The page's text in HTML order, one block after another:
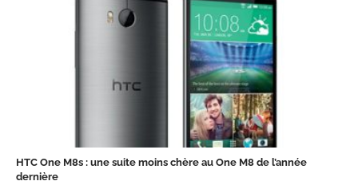
HTC One M8s : une suite moins chère au One M8 de l’année
dernière